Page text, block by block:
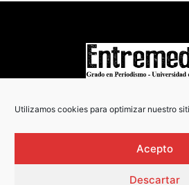
Utilizamos cookies para optimizar nuestro
Acepto
Descartar